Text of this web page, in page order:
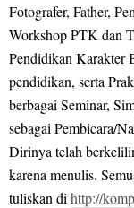
Fotografer, Father,
Workshop PTK dan
Pendidikan Karakter
pendidikan, serta
berbagai Seminar,
sebagai Pembicara/
Dirinya telah
karena menulis.
tuliskan di http://